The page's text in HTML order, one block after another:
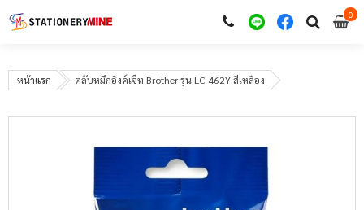
00
หน้าแรก ตลับหมึกอิงค์เจ็ท Brother รุ่น LC-462Y สีเหลือง